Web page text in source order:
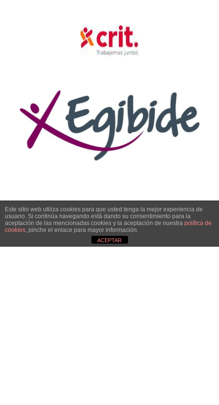
Este sitio web utiliza cookies para que usted tenga la mejor experiencia de
usuario. Si continúa navegando está dando su consentimiento para la
aceptación de las mencionadas cookies y la aceptación de nuestra política de
cookies, pinche el enlace para mayor información.
ACEPTAR